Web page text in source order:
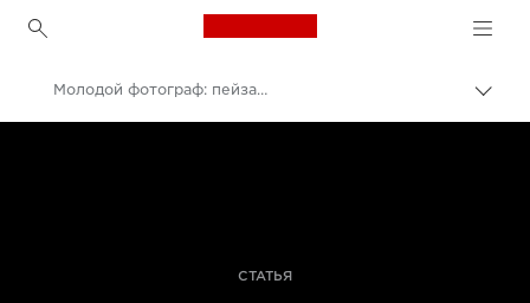
Canon Logo, back to
Молодой фотограф: пейзажная съемка и истории об окружающей среде
СТАТЬЯ